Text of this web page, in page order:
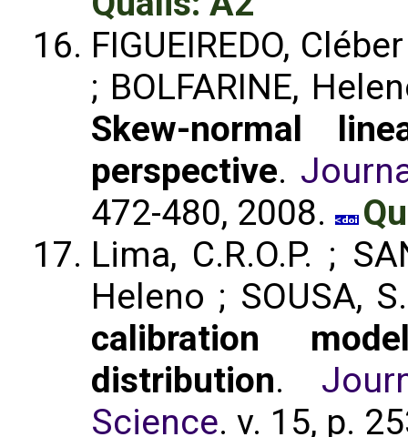
FIGUEIREDO,
; BOLFARINE,
Skew-normal
perspective.
472-480, 2008.
Lima, C.R.O.P. ;
Heleno ; SOUSA,
calibration
distribution.
Science. v. 15, p.